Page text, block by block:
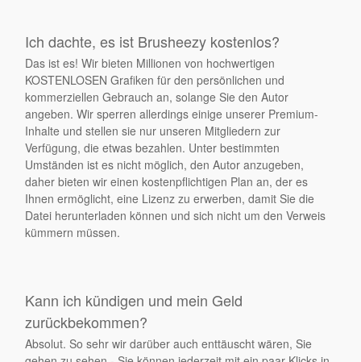
Ich dachte, es ist Brusheezy kostenlos?
Das ist es! Wir bieten Millionen von hochwertigen
KOSTENLOSEN Grafiken für den persönlichen und
kommerziellen Gebrauch an, solange Sie den Autor
angeben. Wir sperren allerdings einige unserer Premium-
Inhalte und stellen sie nur unseren Mitgliedern zur
Verfügung, die etwas bezahlen. Unter bestimmten
Umständen ist es nicht möglich, den Autor anzugeben,
daher bieten wir einen kostenpflichtigen Plan an, der es
Ihnen ermöglicht, eine Lizenz zu erwerben, damit Sie die
Datei herunterladen können und sich nicht um den Verweis
kümmern müssen.
Kann ich kündigen und mein Geld
zurückbekommen?
Absolut. So sehr wir darüber auch enttäuscht wären, Sie